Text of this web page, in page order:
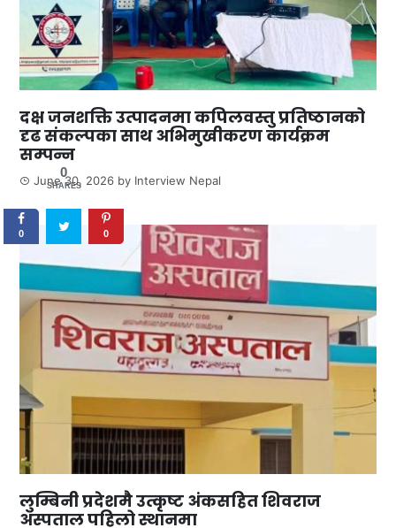
दक्ष जनशक्ति उत्पादनमा कपिलवस्तु प्रतिष्ठानको
दृढ संकल्पका साथ अभिमुखीकरण कार्यक्रम
सम्पन्न
June 30, 2026 by Interview Nepal
लुम्बिनी प्रदेशमै उत्कृष्ट अंकसहित शिवराज
अस्पताल पहिलो स्थानमा
0
SHARES
0 0